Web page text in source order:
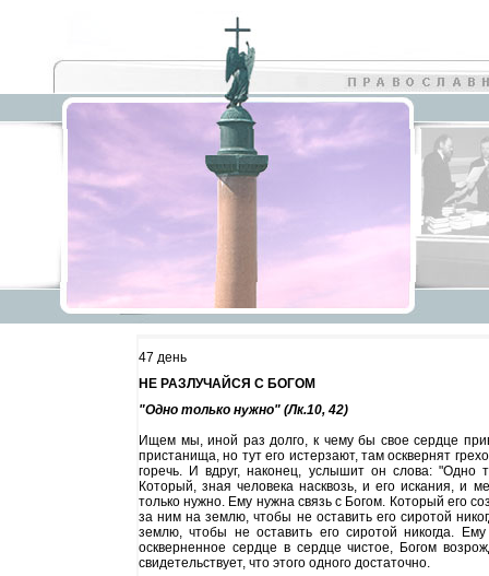
47 день
НЕ РАЗЛУЧАЙСЯ С БОГОМ
"Одно только нужно" (Лк.10, 42)
Ищем мы, иной раз долго, к чему бы свое сердце
пристанища, но тут его истерзают, там осквернят
горечь. И вдруг, наконец, услышит он слова:
Который, зная человека насквозь, и его искания, и
только нужно. Ему нужна связь с Богом. Который его
за ним на землю, чтобы не оставить его сиротой
землю, чтобы не оставить его сиротой никогда.
оскверненное сердце в сердце чистое, Богом
свидетельствует, что этого одного достаточно.